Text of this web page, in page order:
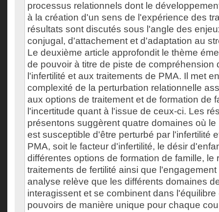
processus relationnels dont le
à la création d'un sens de l'expérience des
résultats sont discutés sous l'angle des
conjugal, d'attachement et d'adaptation au
Le deuxième article approfondit le thème
de pouvoir à titre de piste de compréhension
l'infertilité et aux traitements de PMA. Il met
complexité de la perturbation relationnelle
aux options de traitement et de formation de
l'incertitude quant à l'issue de ceux-ci. Les
présentons suggèrent quatre domaines où
est susceptible d'être perturbé par l'infertilité
PMA, soit le facteur d'infertilité, le désir
différentes options de formation de famille, le
traitements de fertilité ainsi que
analyse relève que les différents domaines
interagissent et se combinent dans
pouvoirs de manière unique pour chaque